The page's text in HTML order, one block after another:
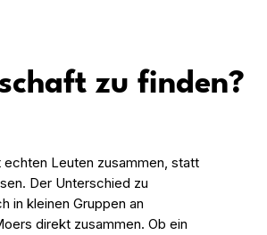
zu finden?
Leuten zusammen, statt
Der Unterschied zu
in kleinen Gruppen an
direkt zusammen. Ob ein